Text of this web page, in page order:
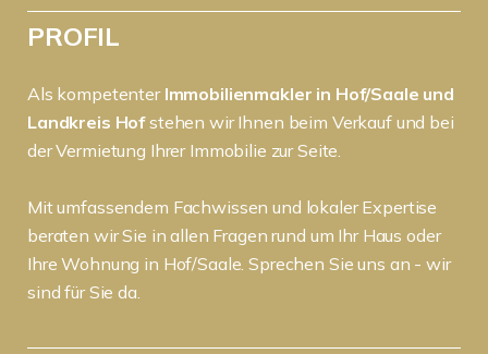
PROFIL
Als kompetenter Immobilienmakler in Hof/Saale und
Landkreis Hofstehen wir Ihnen beim Verkauf und bei
der Vermietung Ihrer Immobilie zur Seite.
Mit umfassendem Fachwissen und lokaler Expertise
beraten wir Sie in allen Fragen rund um Ihr Haus oder
Ihre Wohnung in Hof/Saale. Sprechen Sie uns an - wir
sind für Sie da.